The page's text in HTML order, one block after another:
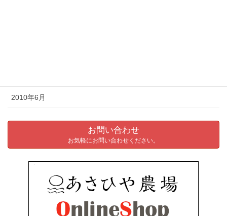
2010年6月
お問い合わせ
お気軽にお問い合わせください。